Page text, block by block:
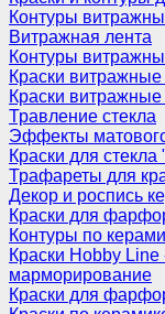
Контуры
Витражная лента
Контуры
Краски
Краски
Травление стекла
Эффекты
Краски для
Трафареты для
Декор и роспись
Краски для
Контуры по
Краски Hobby
марморирование
Краски для